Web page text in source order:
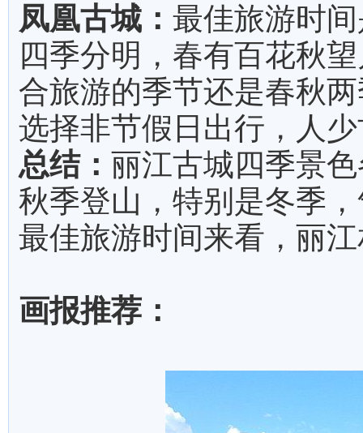
凤凰古城： 最佳旅游时
四季分明，春有百花秋
合旅游的季节还是春秋
选择非节假日出行，人
总结： 丽江古城四季景
秋季登山，特别是冬季
最佳旅游时间来看，丽
画报推荐：